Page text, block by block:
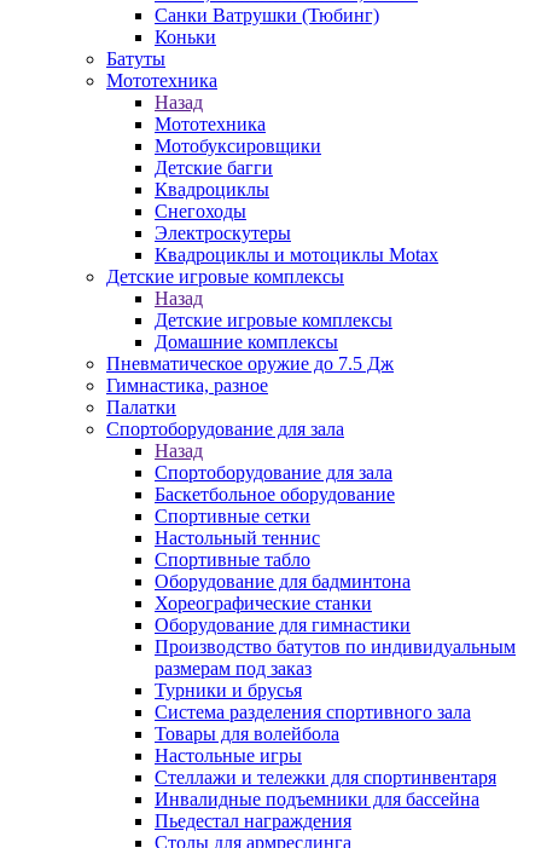
Санки Ватрушки (Тюбинг)
Коньки
Батуты
Мототехника
Назад
Мототехника
Мотобуксировщики
Детские багги
Квадроциклы
Снегоходы
Электроскутеры
Квадроциклы и мотоциклы Motax
Детские игровые комплексы
Назад
Детские игровые комплексы
Домашние комплексы
Пневматическое оружие до 7.5 Дж
Гимнастика, разное
Палатки
Спортоборудование для зала
Назад
Спортоборудование для зала
Баскетбольное оборудование
Спортивные сетки
Настольный теннис
Спортивные табло
Оборудование для бадминтона
Хореографические станки
Оборудование для гимнастики
Производство батутов по индивидуальным
размерам под заказ
Турники и брусья
Система разделения спортивного зала
Товары для волейбола
Настольные игры
Стеллажи и тележки для спортинвентаря
Инвалидные подъемники для бассейна
Пьедестал награждения
Столы для армреслинга